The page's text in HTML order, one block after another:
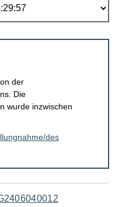
der
Die
wurde inzwischen
des